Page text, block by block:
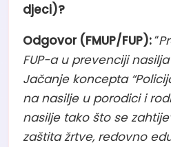
djeci)?
Odgovor (FMUP/FUP):“
FUP-a u prevenciji
Jačanje koncepta
na nasilje u porodici i
nasilje tako što se
zaštita žrtve, redovno